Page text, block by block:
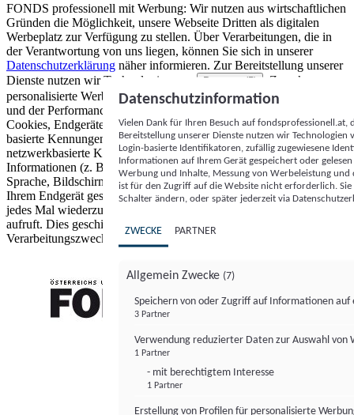
FONDS professionell mit Werbung: Wir nutzen aus wirtschaftlichen
Gründen die Möglichkeit, unsere Webseite Dritten als digitalen
Werbeplatz zur Verfügung zu stellen. Über Verarbeitungen, die in
der Verantwortung von uns liegen, können Sie sich in unserer
Datenschutzerklärung näher informieren. Zur Bereitstellung unserer
Dienste nutzen wir Technologien von
Partnern (5)
. Zwecke:
personalisierte Werbung und Inhalte, Messung von Werbeleistung
und der Performance von Inhalten sowie Zielgruppenforschung.
Cookies, Endgeräte- oder ähnliche Online-Kennungen (z. B. login-
basierte Kennungen, zufällig generierte Kennungen,
netzwerkbasierte Kennungen) können zusammen mit anderen
Informationen (z. B. Browsertyp und Browserinformationen,
Sprache, Bildschirmgröße, unterstützte Technologien usw.) auf
Ihrem Endgerät gespeichert oder von dort ausgelesen werden, um es
jedes Mal wiederzuerkennen, wenn es eine App oder einer Webseite
aufruft. Dies geschieht für einen oder mehrere der hier aufgeführten
Verarbeitungszwecke.
Datenschutzinformation
Vielen Dank für Ihren Besuch auf
Bereitstellung unserer Dienste nutzen wir Technologien
Login-basierte Identifikatoren, zufällig zugewiesene
Informationen auf Ihrem Gerät gespeichert oder
Werbung und Inhalte, Messung von Werbeleistung
ist für den Zugriff auf die Website nicht erforderlich.
Schalter ändern, oder später jederzeit via
ZWECKE PARTNER
Allgemein Zwecke (7)
Speichern von oder Zugriff auf Informationen auf
3 Partner
Verwendung reduzierter Daten zur Auswahl von
1 Partner
- mit berechtigtem Interesse
1 Partner
Erstellung von Profilen für personalisierte
FONDS professionell